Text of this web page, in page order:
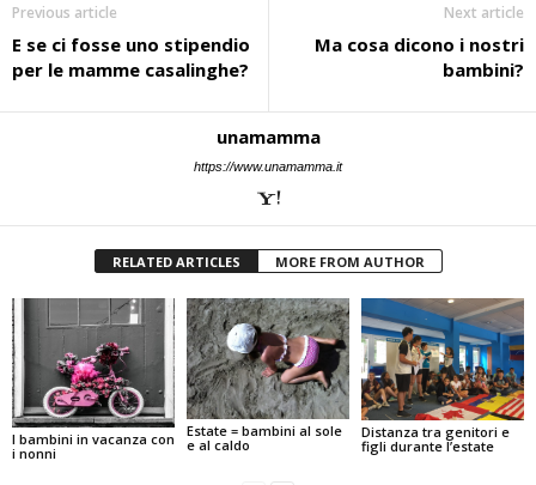
Previous article
E se ci fosse uno stipendio
per le mamme casalinghe?
Next article
Ma cosa dicono i nostri
bambini?
unamamma
https://www.unamamma.it
RELATED ARTICLES MORE FROM AUTHOR
I bambini in vacanza con
i nonni
Estate = bambini al sole
e al caldo
Distanza tra genitori e
figli durante l’estate